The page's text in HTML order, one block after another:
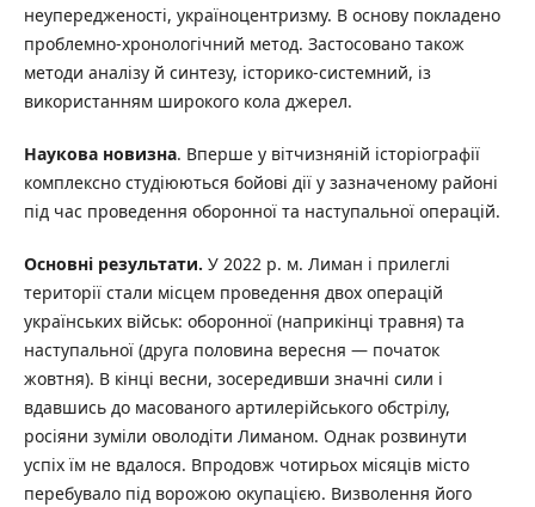
неупередженості, україноцентризму. В основу покладено
проблемно-хронологічний метод. Застосовано також
методи аналізу й синтезу, історико-системний, із
використанням широкого кола джерел.
Наукова новизна. Вперше у вітчизняній історіографії
комплексно студіюються бойові дії у зазначеному районі
під час проведення оборонної та наступальної операцій.
Основні результати. У 2022 р. м. Лиман і прилеглі
території стали місцем проведення двох операцій
українських військ: оборонної (наприкінці травня) та
наступальної (друга половина вересня — початок
жовтня). В кінці весни, зосередивши значні сили і
вдавшись до масованого артилерійського обстрілу,
росіяни зуміли оволодіти Лиманом. Однак розвинути
успіх їм не вдалося. Впродовж чотирьох місяців місто
перебувало під ворожою окупацією. Визволення його